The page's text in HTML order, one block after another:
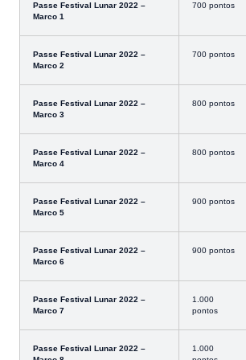
Passe Festival Lunar 2022 –
Marco 1
700 pontos
Passe Festival Lunar 2022 –
Marco 2
700 pontos
Passe Festival Lunar 2022 –
Marco 3
800 pontos
Passe Festival Lunar 2022 –
Marco 4
800 pontos
Passe Festival Lunar 2022 –
Marco 5
900 pontos
Passe Festival Lunar 2022 –
Marco 6
900 pontos
Passe Festival Lunar 2022 –
Marco 7
1.000
pontos
Passe Festival Lunar 2022 –
1.000